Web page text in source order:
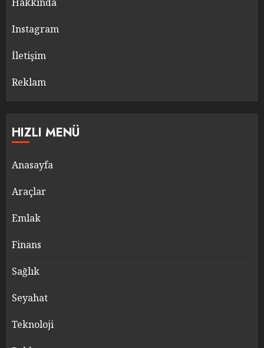
Instagram
İletişim
Reklam
HIZLI MENÜ
Anasayfa
Araçlar
Emlak
Finans
Sağlık
Seyahat
Teknoloji